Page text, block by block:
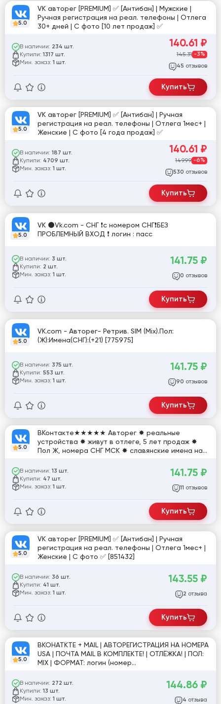
5.0
VK авторег [PREMIUM] ✅ [Антибан] | Мужские |
Ручная регистрация на реал. телефоны | Отлега
30+ дней | С фото [10 лет продаж] ✅
В наличии: 234 шт.
Купили: 1317 шт.
Мин. заказ: 1 шт.
140.61 ₽
145.31 -3%
45 отзывов
Купить
5.0
VK авторег [PREMIUM] ✅ [Антибан] | Ручная
регистрация на реал. телефоны | Отлега 1мес+ |
Женские | С фото [4 года продаж] ✅
В наличии: 187 шт.
Купили: 4709 шт.
Мин. заказ: 1 шт.
140.61 ₽
149.99 -6%
530 отзывов
Купить
5.0
VK ⚫Vk.com - СНГ ❗с номером СНГ❗БЕЗ
ПРОБЛЕМНЫЙ ВХОД ❗ логин : пасс
В наличии: 3 шт.
Купили: 2 шт.
Мин. заказ: 1 шт.
141.75 ₽
0 отзывов
Купить
5.0
VK.com - Авторег- Ретрив. SIM (Mix).Пол:
(Ж):Имена(СНГ):(+21) [775975]
В наличии: 375 шт.
Купили: 553 шт.
Мин. заказ: 1 шт.
141.75 ₽
90 отзывов
Купить
5.0
ВКонтакте★★★★★ Авторег ✸ реальные
устройства ✸ живут в отлеге, 5 лет продаж ✸
Пол Ж, номера СНГ МСК ✸ славянские имена на
В наличии: 13 шт.
Купили: 47 шт.
Мин. заказ: 1 шт.
141.75 ₽
11 отзывов
Купить
5.0
VK авторег [PREMIUM] ✅ [Антибан] | Ручная
регистрация на реал. телефоны | Отлега 1мес+ |
Женские | С фото ✅ [851432]
В наличии: 36 шт.
Купили: 41 шт.
Мин. заказ: 1 шт.
143.55 ₽
2 отзыва
Купить
5.0
ВКОНАТКТЕ + MAIL | АВТОРЕГИСТРАЦИЯ НА НОМЕРА
USA | ПОЧТА MAIL В КОМПЛЕКТЕ! | ОТЛЁЖКА! | ПОЛ:
MIX | ФОРМАТ: логин (номер
В наличии: 272 шт.
Купили: 13 шт.
Мин. заказ: 1 шт.
144.86 ₽
4 отзыва